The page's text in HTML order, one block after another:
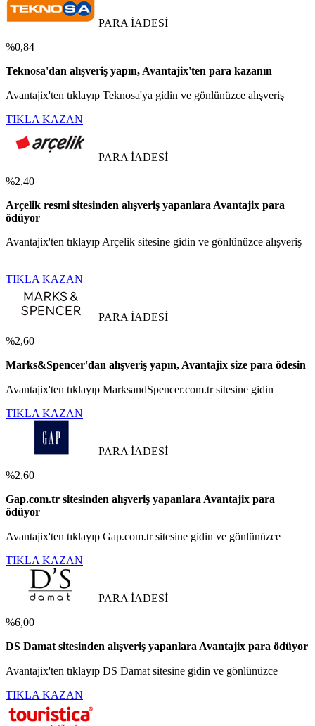
PARA İADESİ
%0,84
Teknosa'dan alışveriş yapın, Avantajix'ten para kazanın
Avantajix'ten tıklayıp Teknosa'ya gidin ve gönlünüzce alışveriş
TIKLA KAZAN
PARA İADESİ
%2,40
Arçelik resmi sitesinden alışveriş yapanlara Avantajix para
ödüyor
Avantajix'ten tıklayıp Arçelik sitesine gidin ve gönlünüzce alışveriş
TIKLA KAZAN
PARA İADESİ
%2,60
Marks&Spencer'dan alışveriş yapın, Avantajix size para ödesin
Avantajix'ten tıklayıp MarksandSpencer.com.tr sitesine gidin
TIKLA KAZAN
PARA İADESİ
%2,60
Gap.com.tr sitesinden alışveriş yapanlara Avantajix para
ödüyor
Avantajix'ten tıklayıp Gap.com.tr sitesine gidin ve gönlünüzce
TIKLA KAZAN
PARA İADESİ
%6,00
DS Damat sitesinden alışveriş yapanlara Avantajix para ödüyor
Avantajix'ten tıklayıp DS Damat sitesine gidin ve gönlünüzce
TIKLA KAZAN